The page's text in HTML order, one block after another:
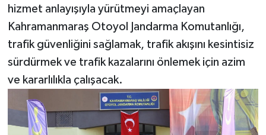
hizmet anlayışıyla yürütmeyi amaçlayan
Kahramanmaraş Otoyol Jandarma Komutanlığı,
trafik güvenliğini sağlamak, trafik akışını kesintisiz
sürdürmek ve trafik kazalarını önlemek için azim
ve kararlılıkla çalışacak.